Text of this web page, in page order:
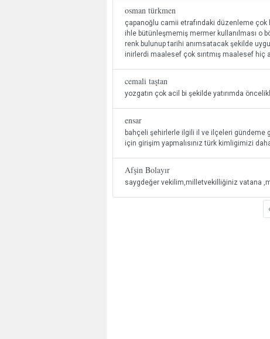
osman türkmen
çapanoğlu camii etrafındaki düzenleme çok
ihle bütünleşmemiş mermer kullanılması o
renk bulunup tarihi anımsatacak şekilde
inirlerdi maalesef çok sırıtmış maalesef hiç
cemali taştan
yozgatın çok acil bi şekilde yatırımda
ensar
bahçeli şehirlerle ilgili il ve ilçeleri gündeme
için girişim yapmalısınız türk kimligimizi daha
Afşin Bolayır
saygdeğer vekilim,milletvekilliğiniz vatana